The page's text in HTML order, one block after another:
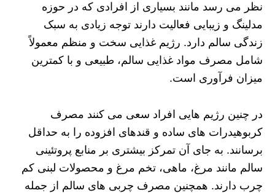
نظر می‌ رسد مانند بسیاری از افرادی که در حوزه
مدلینگ و زیبایی فعالیت دارند توجه زیادی به سبک
زندگی سالم دارد. رژیم غذایی سخت و منظم معمولاً
شامل مصرف مواد غذایی سالم، طبیعی و با کمترین
میزان فرآوری است.
در چنین رژیم‌ هایی افراد سعی می‌ کنند مصرف
کربوهیدرات‌ های ساده و قندهای افزوده را به حداقل
برسانند. به جای آن تمرکز بیشتری بر منابع پروتئینی
سالم مانند مرغ، ماهی، تخم‌ مرغ و محصولات لبنی کم‌
چرب دارند. همچنین مصرف چربی‌ های سالم از جمله